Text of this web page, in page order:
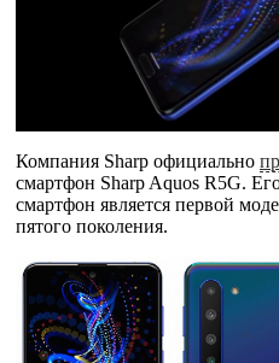
Компания Sharp официально
смартфон Sharp Aquos R5G.
смартфон является первой
пятого поколения.